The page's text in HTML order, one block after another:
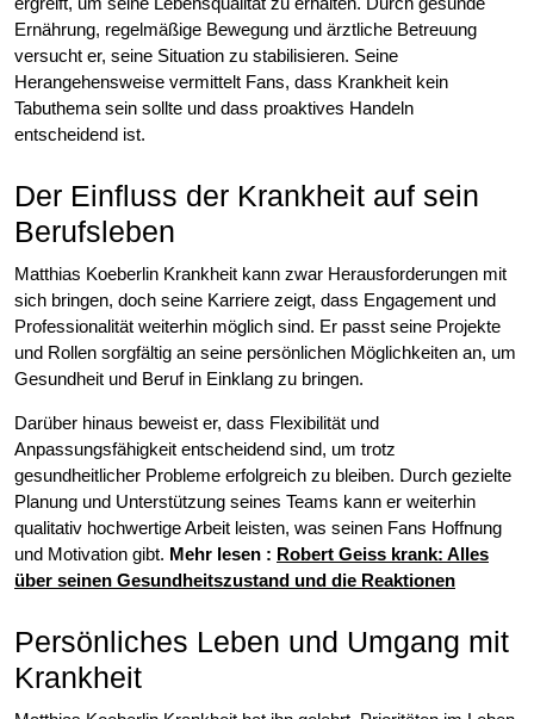
Ernährung, regelmäßige Bewegung und ärztliche Betreuung
versucht er, seine Situation zu stabilisieren. Seine
Herangehensweise vermittelt Fans, dass Krankheit kein
Tabuthema sein sollte und dass proaktives Handeln
entscheidend ist.
Der Einfluss der Krankheit auf sein
Berufsleben
Matthias Koeberlin Krankheit kann zwar Herausforderungen mit
sich bringen, doch seine Karriere zeigt, dass Engagement und
Professionalität weiterhin möglich sind. Er passt seine Projekte
und Rollen sorgfältig an seine persönlichen Möglichkeiten an, um
Gesundheit und Beruf in Einklang zu bringen.
Darüber hinaus beweist er, dass Flexibilität und
Anpassungsfähigkeit entscheidend sind, um trotz
gesundheitlicher Probleme erfolgreich zu bleiben. Durch gezielte
Planung und Unterstützung seines Teams kann er weiterhin
qualitativ hochwertige Arbeit leisten, was seinen Fans Hoffnung
und Motivation gibt. Mehr lesen : Robert Geiss krank: Alles
über seinen Gesundheitszustand und die Reaktionen
Persönliches Leben und Umgang mit
Krankheit